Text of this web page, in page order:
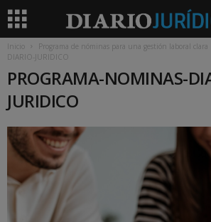
Inicio Programa de nóminas para una gestión laboral clara
DIARIO-JURIDICO
PROGRAMA-NOMINAS-
JURIDICO